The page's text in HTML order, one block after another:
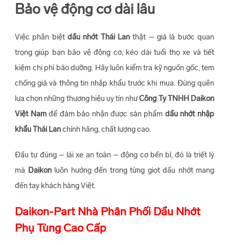
Bảo vệ động cơ dài lâu
Việc phân biệt dầu nhớt Thái Lan thật – giả là bước quan
trọng giúp bạn bảo vệ động cơ, kéo dài tuổi thọ xe và tiết
kiệm chi phí bảo dưỡng. Hãy luôn kiểm tra kỹ nguồn gốc, tem
chống giả và thông tin nhập khẩu trước khi mua. Đừng quên
lựa chọn những thương hiệu uy tín nhưCông Ty TNHH Daikon
Việt Namđể đảm bảo nhận được sản phẩm dầu nhớt nhập
khẩu Thái Lanchính hãng, chất lượng cao.
Đầu tư đúng – lái xe an toàn – động cơ bền bỉ, đó là triết lý
mà Daikonluôn hướng đến trong từng giọt dầu nhớt mang
đến tay khách hàng Việt.
Daikon-Part Nhà Phân Phối Dầu Nhớt
Phụ Tùng Cao Cấp